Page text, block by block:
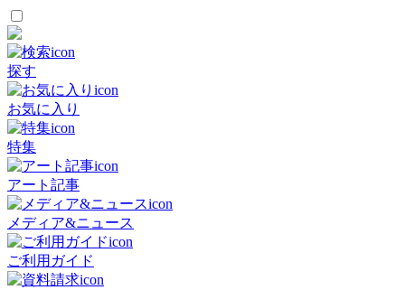
探す
お気に入り
特集
アート記事
メディア&ニュース
ご利用ガイド